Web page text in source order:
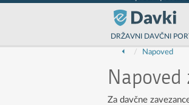
DRŽAVNI DAVČNI
Napoved
Za davčne